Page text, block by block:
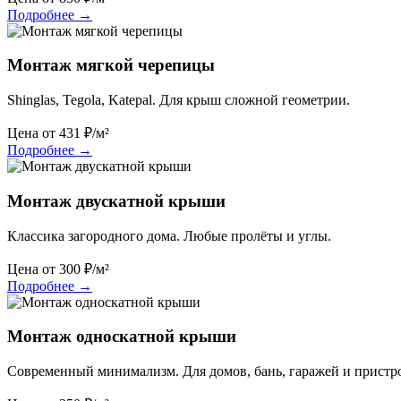
Подробнее →
Монтаж мягкой черепицы
Shinglas, Tegola, Katepal. Для крыш сложной геометрии.
Цена от 431 ₽/м²
Подробнее →
Монтаж двускатной крыши
Классика загородного дома. Любые пролёты и углы.
Цена от 300 ₽/м²
Подробнее →
Монтаж односкатной крыши
Современный минимализм. Для домов, бань, гаражей и